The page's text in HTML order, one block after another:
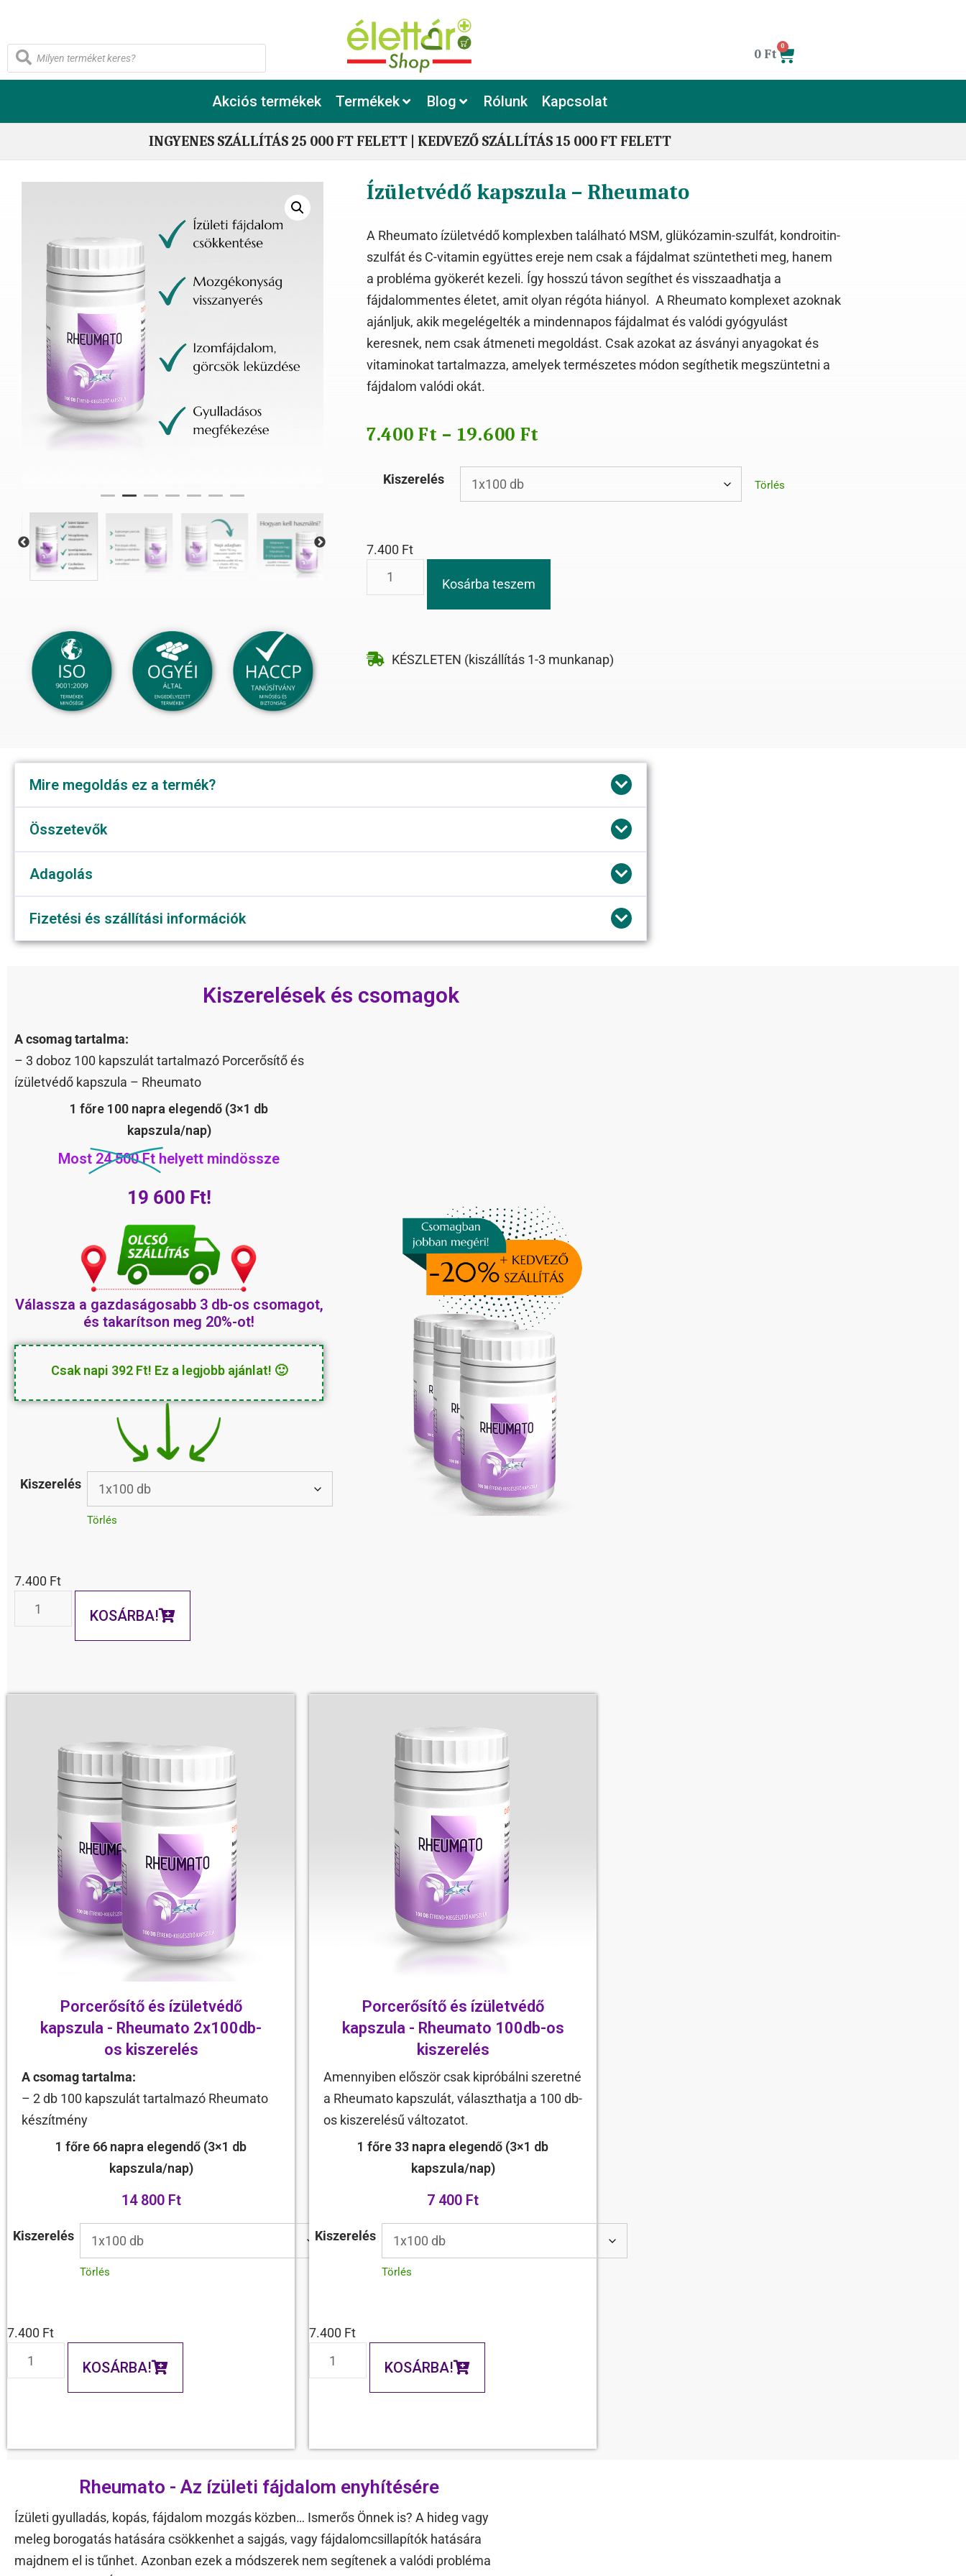
0 Ft
0
Akciós termékek Termékek Blog Rólunk Kapcsolat
INGYENES SZÁLLÍTÁS 25 000 FT FELETT | KEDVEZŐ SZÁLLÍTÁS 15 000 FT FELETT
Ízületvédő kapszula – Rheumato
A Rheumato ízületvédő komplexben található MSM, glükózamin-szulfát, kondroitin-
szulfát és C-vitamin együttes ereje nem csak a fájdalmat szüntetheti meg, hanem
a probléma gyökerét kezeli. Így hosszú távon segíthet és visszaadhatja a
fájdalommentes életet, amit olyan régóta hiányol. A Rheumato komplexet azoknak
ajánljuk, akik megelégelték a mindennapos fájdalmat és valódi gyógyulást
keresnek, nem csak átmeneti megoldást. Csak azokat az ásványi anyagokat és
vitaminokat tartalmazza, amelyek természetes módon segíthetik megszüntetni a
fájdalom valódi okát.
7.400Ft – 19.600 Ft
Kiszerelés Törlés
7.400 Ft
Kosárba teszem
KÉSZLETEN (kiszállítás 1-3 munkanap)
Mire megoldás ez a termék?
Összetevők
Adagolás
Fizetési és szállítási információk
Kiszerelések és csomagok
A csomag tartalma:
– 3 doboz 100 kapszulát tartalmazó Porcerősítő és
ízületvédő kapszula – Rheumato
1 főre 100 napra elegendő (3×1 db
kapszula/nap)
Most 24 500 Ft helyett mindössze
19 600 Ft!
Válassza a kedvezményesebb 3 db-os
csomagot, és takarítson meg 20%-ot!
Csak napi 392 Ft! Ez a legjobb ajánlat! 🙂
Kiszerelés
Törlés
7.400 Ft
KOSÁRBA!
Porcerősítő és ízületvédő
kapszula - Rheumato 2x100db-
os kiszerelés
A csomag tartalma:
– 2 db 100 kapszulát tartalmazó Rheumato
készítmény
1 főre 66 napra elegendő (3×1 db
kapszula/nap)
14 800 Ft
Kiszerelés
Törlés
7.400 Ft
KOSÁRBA!
Porcerősítő és ízületvédő
kapszula - Rheumato 100db-os
kiszerelés
Amennyiben először csak kipróbálni szeretné
a Rheumato kapszulát, választhatja a 100 db-
os kiszerelésű változatot.
1 főre 33 napra elegendő (3×1 db
kapszula/nap)
7 400 Ft
Kiszerelés
Törlés
7.400 Ft
KOSÁRBA!
Rheumato - Az ízületi fájdalom enyhítésére
Ízületi gyulladás, kopás, fájdalom mozgás közben… Ismerős Önnek is? A hideg vagy
meleg borogatás hatására csökkenhet a sajgás, vagy fájdalomcsillapítók hatására
majdnem el is tűnhet. Azonban ezek a módszerek nem segítenek a valódi probléma